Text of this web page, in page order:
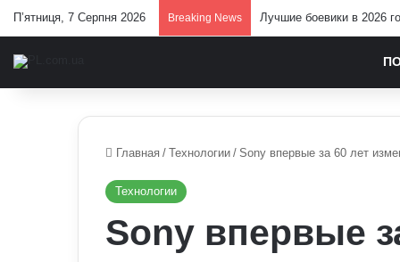
П’ятниця, 7 Серпня 2026 Breaking News Лучшие боевики в 2026
Главная / Технологии / Sony впервые за 60 лет
Технологии
Sony впервые